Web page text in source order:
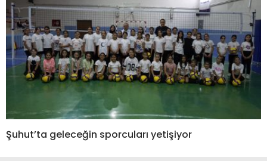
Şuhut’ta geleceğin sporcuları yetişiyor